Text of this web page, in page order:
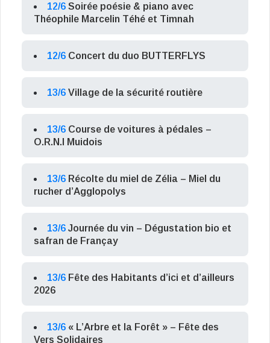
12/6 Soirée poésie & piano avec
Théophile Marcelin Téhé et Timnah
12/6 Concert du duo BUTTERFLYS
13/6 Village de la sécurité routière
13/6 Course de voitures à pédales –
O.R.N.I Muidois
13/6 Récolte du miel de Zélia – Miel du
rucher d’Agglopolys
13/6 Journée du vin – Dégustation bio et
safran de Françay
13/6 Fête des Habitants d’ici et d’ailleurs
2026
13/6 « L’Arbre et la Forêt » – Fête des
Vers Solidaires